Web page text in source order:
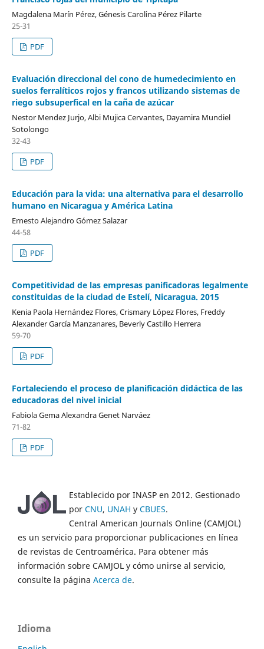
Magdalena Marín Pérez, Génesis Carolina Pérez Pilarte
25-31
PDF
Evaluación direccional del cono de humedecimiento en
suelos ferralíticos rojos y francos utilizando sistemas de
riego subsuperfical en la caña de azúcar
Nestor Mendez Jurjo, Albi Mujica Cervantes, Dayamira Mundiel
Sotolongo
32-43
PDF
Educación para la vida: una alternativa para el desarrollo
humano en Nicaragua y América Latina
Ernesto Alejandro Gómez Salazar
44-58
PDF
Competitividad de las empresas panificadoras legalmente
constituidas de la ciudad de Estelí, Nicaragua. 2015
Kenia Paola Hernández Flores, Crismary López Flores, Freddy
Alexander García Manzanares, Beverly Castillo Herrera
59-70
PDF
Fortaleciendo el proceso de planificación didáctica de las
educadoras del nivel inicial
Fabiola Gema Alexandra Genet Narváez
71-82
PDF
Establecido por INASP en 2012. Gestionado
por CNU, UNAH y CBUES.
Central American Journals Online (CAMJOL)
es un servicio para proporcionar publicaciones en línea
de revistas de Centroamérica. Para obtener más
información sobre CAMJOL y cómo unirse al servicio,
consulte la página Acerca de.
Idioma